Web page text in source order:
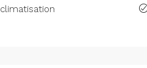
climatisation